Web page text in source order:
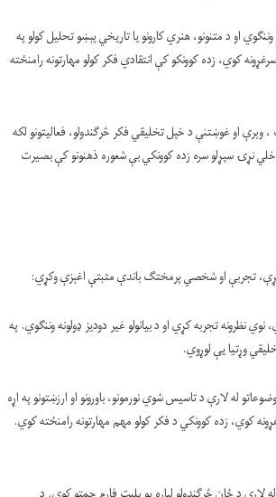
او د متنونو، هنري کارونو یا تاریخي پېښو تحلیل کولو په
کوي، زده کوونکو کې انتقادي فکر کولو مهارتونه رامنځته
او غوښتنې د خپل تخلیقي فکر څرګندولو، فعالیتونو لکه
نړۍ سپړلو سره زده کوونکي بې شعوره ذهنونو کې بصیرت
تجربې او شخصي پرمختګ باندې مثبتې اغېزې وکړي:
تجربه کړي او د بیانولو غیر دودیز ډولونه وننګوي. په
وړتیا یې لوړوي.
له لارې د تاسیس شوي نورمونو، باورونو او ارزښتونو په اړه
کوي، زده کوونکي د فکر کولو مهم مهارتونه رامنځته کوي.